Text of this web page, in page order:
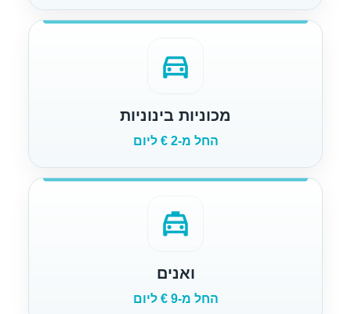
directions_car
מכוניות בינוניות
החל מ-2 € ליום
local_taxi
ואנים
החל מ-9 € ליום